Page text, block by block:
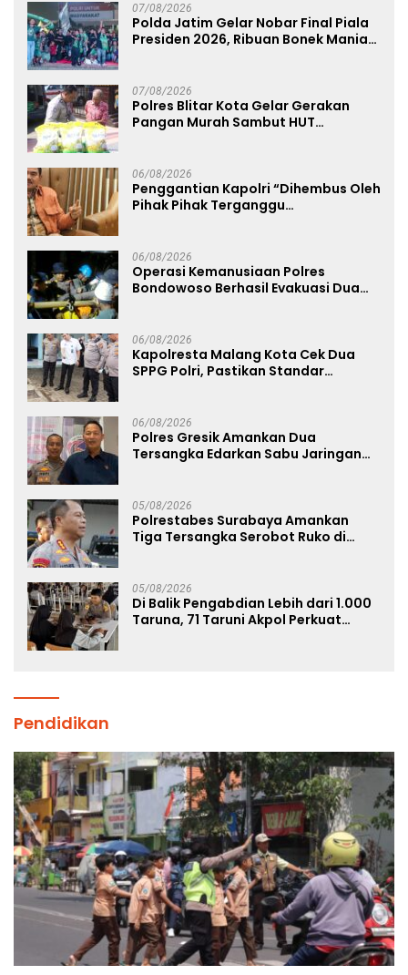
07/08/2026
Polda Jatim Gelar Nobar Final Piala
Presiden 2026, Ribuan Bonek Mania
07/08/2026
Polres Blitar Kota Gelar Gerakan
Pangan Murah Sambut HUT
06/08/2026
Penggantian Kapolri “Dihembus Oleh
Pihak Pihak Terganggu
06/08/2026
Operasi Kemanusiaan Polres
Bondowoso Berhasil Evakuasi Dua
06/08/2026
Kapolresta Malang Kota Cek Dua
SPPG Polri, Pastikan Standar
06/08/2026
Polres Gresik Amankan Dua
Tersangka Edarkan Sabu Jaringan
05/08/2026
Polrestabes Surabaya Amankan
Tiga Tersangka Serobot Ruko di
05/08/2026
Di Balik Pengabdian Lebih dari 1.000
Taruna, 71 Taruni Akpol Perkuat
Pendidikan